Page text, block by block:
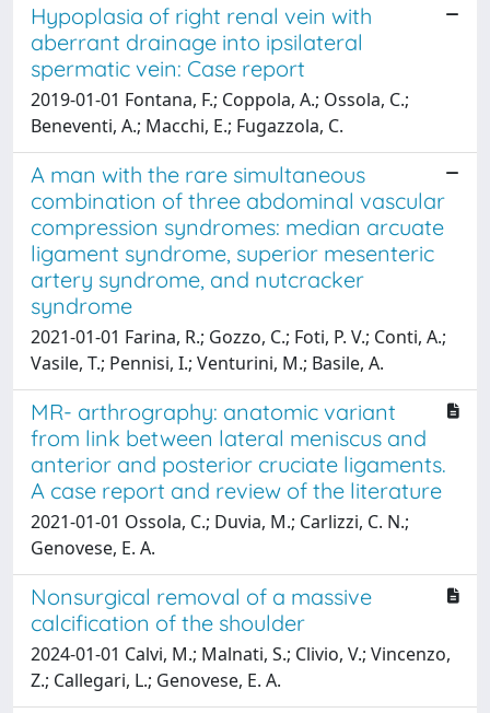
Hypoplasia of right renal vein with
aberrant drainage into ipsilateral
spermatic vein: Case report
2019-01-01 Fontana, F.; Coppola, A.; Ossola, C.;
Beneventi, A.; Macchi, E.; Fugazzola, C.
A man with the rare simultaneous
combination of three abdominal vascular
compression syndromes: median arcuate
ligament syndrome, superior mesenteric
artery syndrome, and nutcracker
syndrome
2021-01-01 Farina, R.; Gozzo, C.; Foti, P. V.; Conti, A.;
Vasile, T.; Pennisi, I.; Venturini, M.; Basile, A.
MR- arthrography: anatomic variant
from link between lateral meniscus and
anterior and posterior cruciate ligaments.
A case report and review of the literature
2021-01-01 Ossola, C.; Duvia, M.; Carlizzi, C. N.;
Genovese, E. A.
Nonsurgical removal of a massive
calcification of the shoulder
2024-01-01 Calvi, M.; Malnati, S.; Clivio, V.; Vincenzo,
Z.; Callegari, L.; Genovese, E. A.